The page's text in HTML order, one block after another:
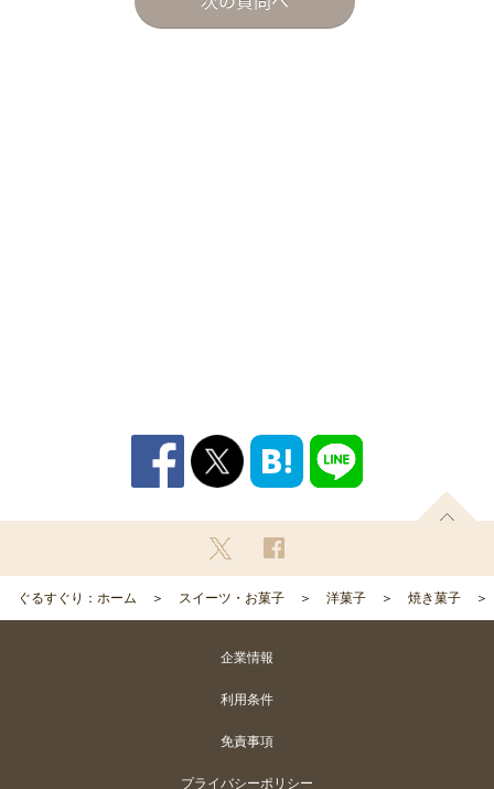
ぐるすぐり：ホーム スイーツ・お菓子 洋菓子 焼き菓子
企業情報
利用条件
免責事項
プライバシーポリシー